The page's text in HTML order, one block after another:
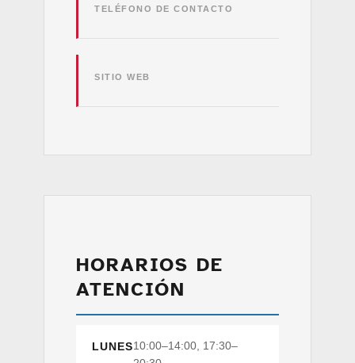
TELÉFONO DE CONTACTO
SITIO WEB
HORARIOS DE
ATENCIÓN
LUNES10:00–14:00, 17:30–